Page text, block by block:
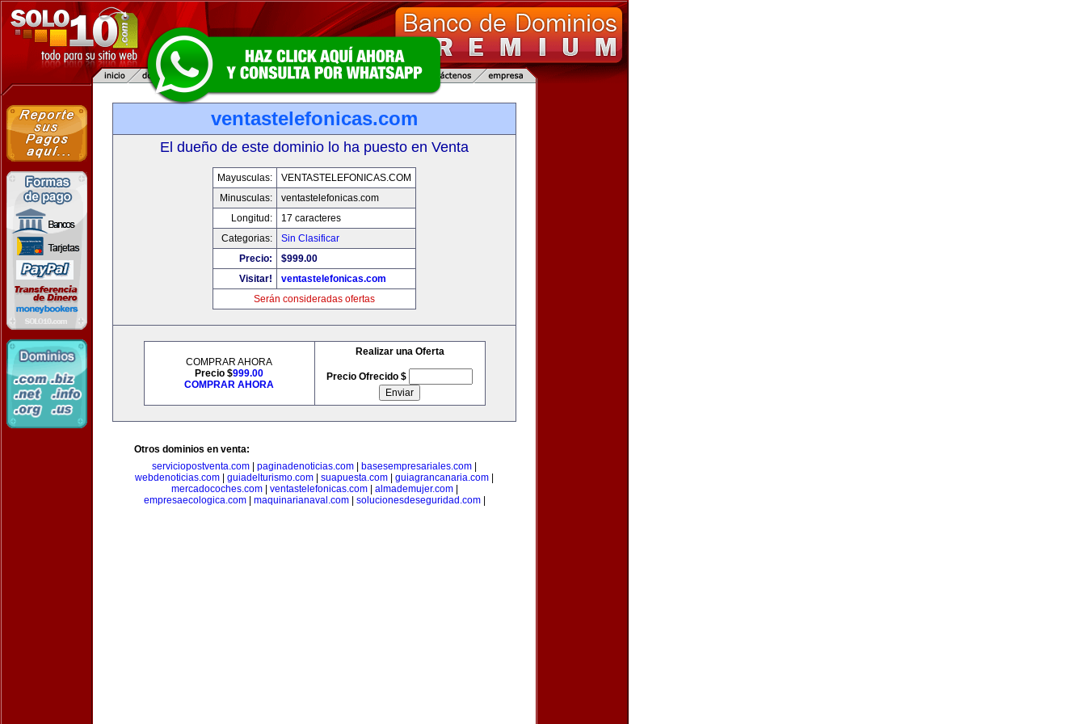
ventastelefonicas.com
El dueño de este dominio lo ha puesto en Venta
Mayusculas:
VENTASTELEFONICAS.COM
Minusculas:
ventastelefonicas.com
Longitud:
17 caracteres
Categorias:
Sin Clasificar
Precio:
$999.00
Visitar!
ventastelefonicas.com
Serán consideradas ofertas
COMPRAR AHORA
Precio $999.00
COMPRAR AHORA
Realizar una Oferta
Precio Ofrecido $
Otros dominios en venta:
serviciopostventa.com
paginadenoticias.com basesempresariales.com
webdenoticias.com
guiadelturismo.com suapuesta.com guiagrancanaria.com
mercadocoches.com| ventastelefonicas.com| almademujer.com|
empresaecologica.com| maquinarianaval.com| solucionesdeseguridad.com|